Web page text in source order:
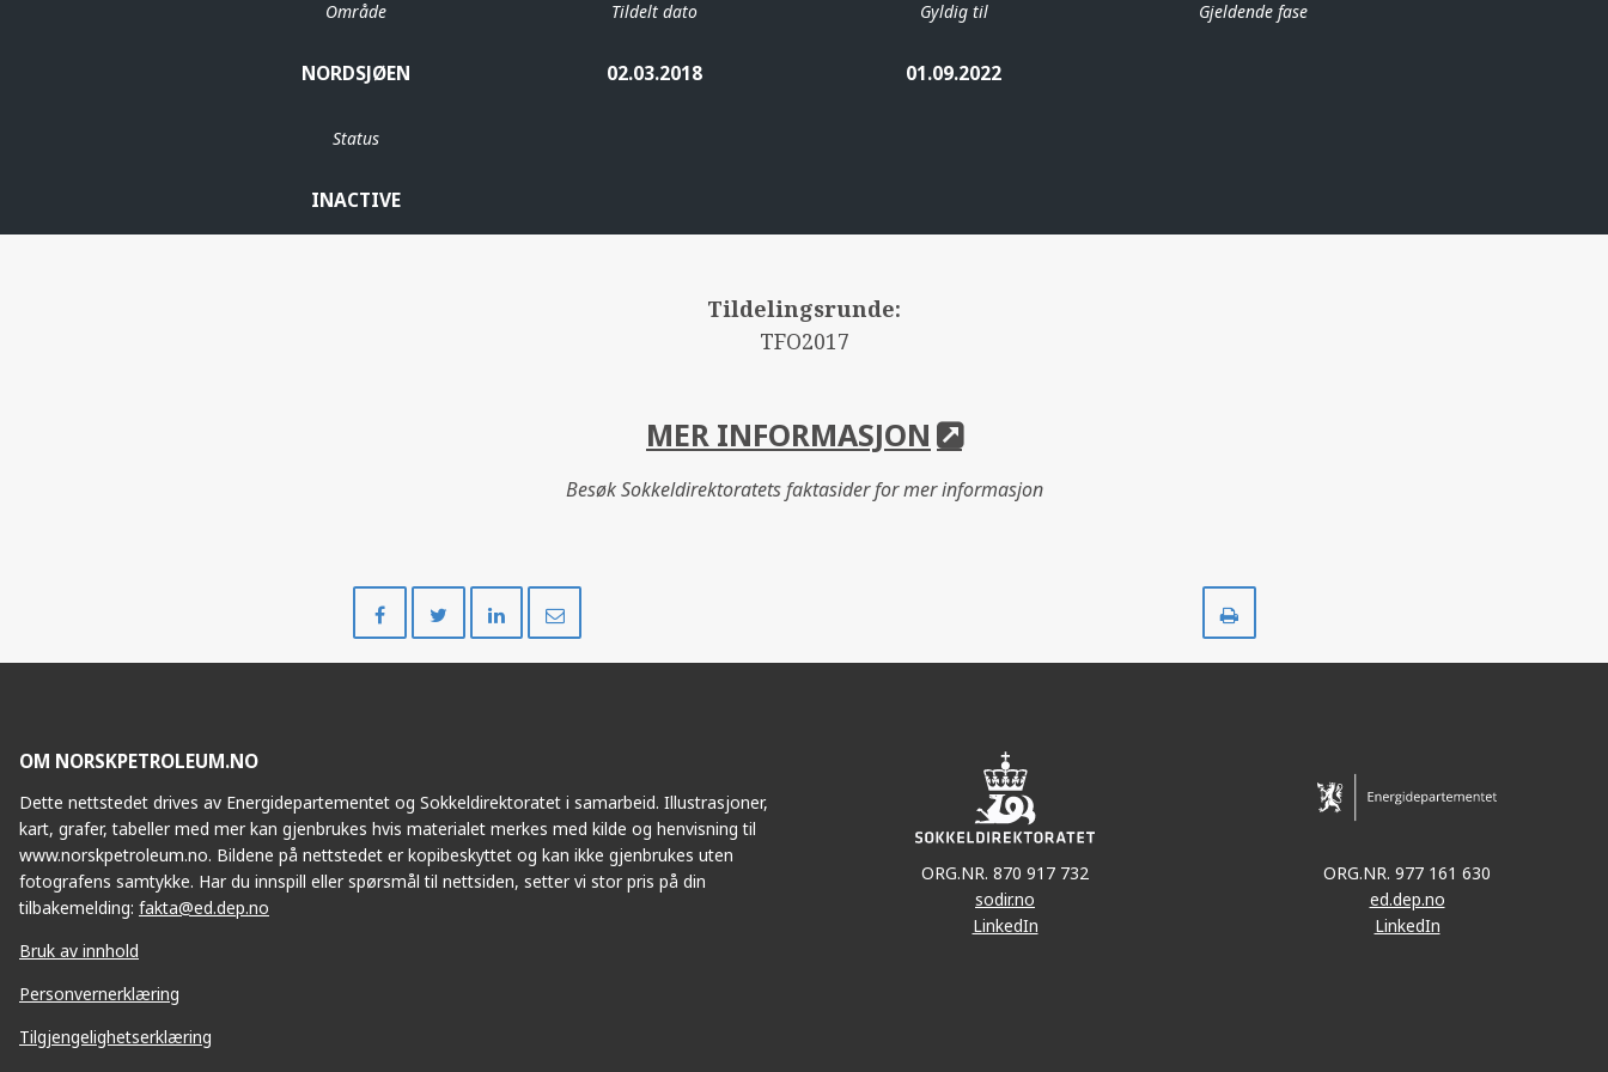
Område
NORDSJØEN
Tildelt dato
02.03.2018
Gyldig til
01.09.2022
Gjeldende fase
Status
INACTIVE
Tildelingsrunde:
TFO2017
MER INFORMASJON
Besøk Sokkeldirektoratets faktasider for mer informasjon
på
på
på
OM NORSKPETROLEUM.NO
Dette nettstedet drives av Energidepartementet og Sokkeldirektoratet i samarbeid. Illustrasjoner,
kart, grafer, tabeller med mer kan gjenbrukes hvis materialet merkes med kilde og henvisning til
www.norskpetroleum.no. Bildene på nettstedet er kopibeskyttet og kan ikke gjenbrukes uten
fotografens samtykke. Har du innspill eller spørsmål til nettsiden, setter vi stor pris på din
tilbakemelding: fakta@ed.dep.no
Bruk av innhold
Personvernerklæring
Tilgjengelighetserklæring
ORG.NR. 870 917 732
sodir.no
LinkedIn
ORG.NR. 977 161 630
ed.dep.no
LinkedIn